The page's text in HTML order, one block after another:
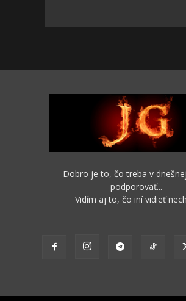
Dobro je to, čo treba v
podporovať...
Vidím aj to, čo iní vidieť